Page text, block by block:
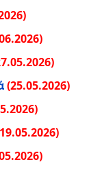
(25.05.2026)